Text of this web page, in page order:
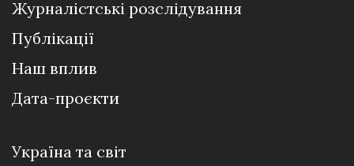
Журналістські розслідування
Публікації
Наш вплив
Дата-проєкти
Україна та світ